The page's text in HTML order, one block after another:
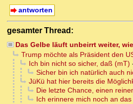
antworten
gesamter Thread:
Das Gelbe läuft unbeirrt weiter,
Trump möchte als Präsident den
Ich bin nicht so sicher, daß (mT)
Sicher bin ich natürlich auch
JüKü hat hier bereits die
Die letzte Chance, einen
Ich erinnere mich noch an